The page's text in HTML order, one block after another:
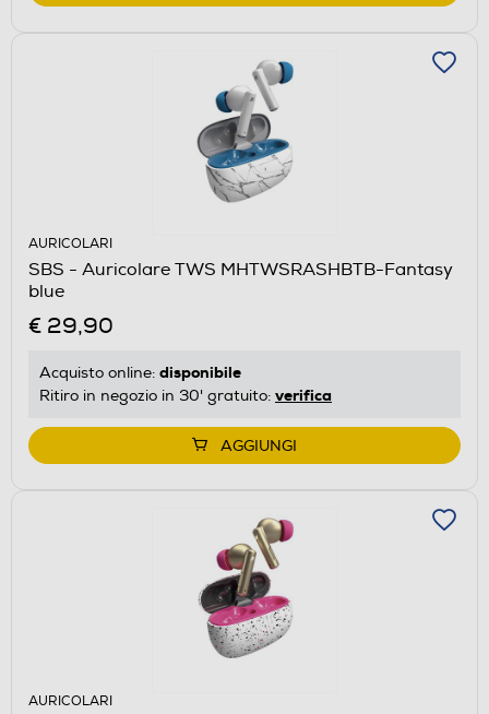
AURICOLARI
SBS - Auricolare TWS MHTWSRASHBTB-Fantasy
blue
€ 29,90
Acquisto online: disponibile
Ritiro in negozio in 30' gratuito: verifica
AGGIUNGI
AURICOLARI